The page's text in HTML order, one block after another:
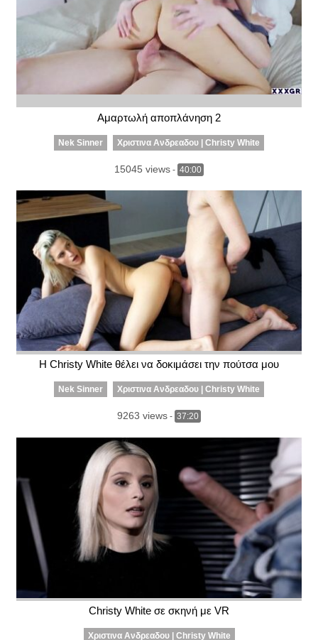
Αμαρτωλή αποπλάνηση 2
Nek Sinner Χριστινα Ανδρεαδου | Christy White
15045 views - 40:00
Η Christy White θέλει να δοκιμάσει την πούτσα μου
Nek Sinner Χριστινα Ανδρεαδου | Christy White
9263 views - 37:20
Christy White σε σκηνή με VR
Χριστινα Ανδρεαδου | Christy White